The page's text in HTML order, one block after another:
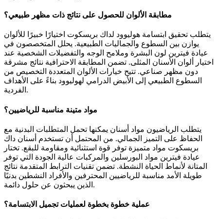
مطابقة الألوان للحصول على نتائج ذات مظهر طبيعي؟
يتطلب تحقيق ابتسامة هوليوود لداك بريسكوت اختيارًا خبيرًا للألوان
يوازن بين السطوع والجماليات الطبيعية. يحلل المتخصصون في
عيادة فيترين لون البشرة وملامح الوجه والتفضيلات الشخصية عند
اختيار ألوان الأسنان المثلى. تضمن المطابقة الاحترافية نتائج مشرقة
دون مظهر صناعي. تتيح خيارات الألوان المتعددة التخصيص من
السطوع الطبيعي إلى الأبيض الدرامي لهوليوود بناءً على الأهداف
الفردية.
مواد متينة مناسبة للرياضيين؟
يتطلب الرياضيون مواد أسنان يمكنها تحمل المتطلبات البدنية مع
الحفاظ على التميز الجمالي. من المحتمل أن تستخدم أسنان داك
بريسكوت مواد متميزة توفر قوة استثنائية ومقاومة للبقع. تختار
عيادة فيترين مواد البورسلين والمركبات عالية الجودة التي توفر
المتانة لأنماط الحياة النشطة. تضمن تقنيات الترابط المتقدمة نتائج
طويلة الأمد مناسبة للرياضيين المحترفين والأفراد النشطين بدنيًا
الذين يبحثون عن حلول دائمة.
عملية خطوة بخطوة لعمليات تجميل الابتسامة؟